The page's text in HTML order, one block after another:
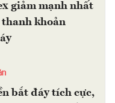
giảm mạnh nhất
thanh khoản
bắt đáy tích cực,